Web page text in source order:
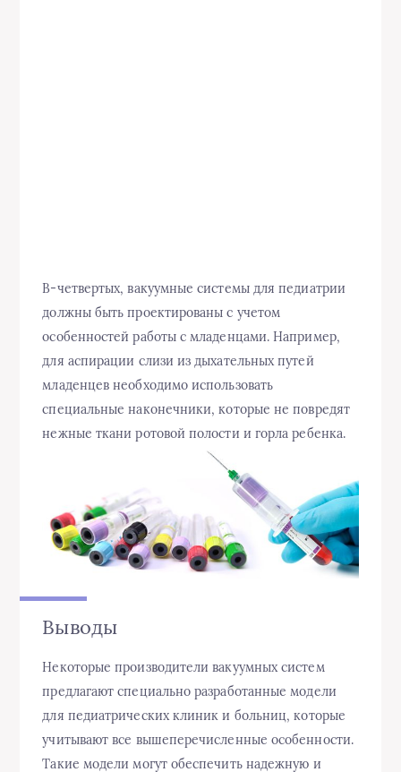
В-четвертых, вакуумные системы для педиатрии
должны быть проектированы с учетом
особенностей работы с младенцами. Например,
для аспирации слизи из дыхательных путей
младенцев необходимо использовать
специальные наконечники, которые не повредят
нежные ткани ротовой полости и горла ребенка.
Выводы
Некоторые производители вакуумных систем
предлагают специально разработанные модели
для педиатрических клиник и больниц, которые
учитывают все вышеперечисленные особенности.
Такие модели могут обеспечить надежную и